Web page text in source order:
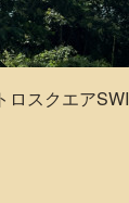
ロスクエア